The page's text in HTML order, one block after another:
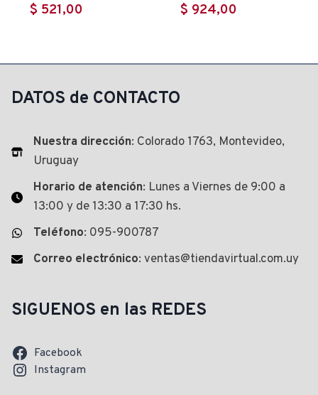
$ 521,00
$ 924,00
DATOS de CONTACTO
Nuestra dirección: Colorado 1763, Montevideo,
Uruguay
Horario de atención: Lunes a Viernes de 9:00 a
13:00 y de 13:30 a 17:30 hs.
Teléfono: 095-900787
Correo electrónico: ventas@tiendavirtual.com.uy
SIGUENOS en las REDES
Facebook
Instagram